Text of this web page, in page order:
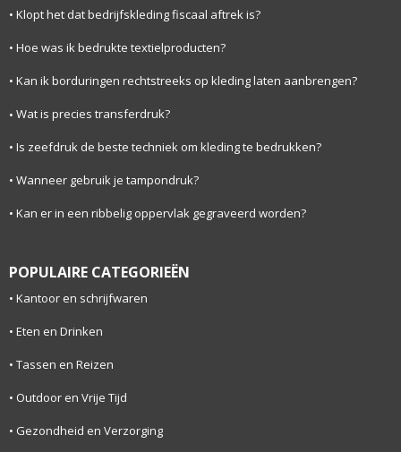
Klopt het dat bedrijfskleding fiscaal aftrek is?
Hoe was ik bedrukte textielproducten?
Kan ik borduringen rechtstreeks op kleding laten aanbrengen?
Wat is precies transferdruk?
Is zeefdruk de beste techniek om kleding te bedrukken?
Wanneer gebruik je tampondruk?
Kan er in een ribbelig oppervlak gegraveerd worden?
POPULAIRE CATEGORIEËN
Kantoor en schrijfwaren
Eten en Drinken
Tassen en Reizen
Outdoor en Vrije Tijd
Gezondheid en Verzorging